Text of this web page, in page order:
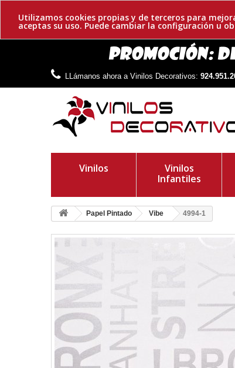
Utilizamos cookies propias y de terceros para
aceptas su uso. Puede cambiar la configuración u
LLámanos ahora a Vinilos Decorativos:
Vinilos
Vinilos
Infantiles
Papel Pintado Vibe 4994-1